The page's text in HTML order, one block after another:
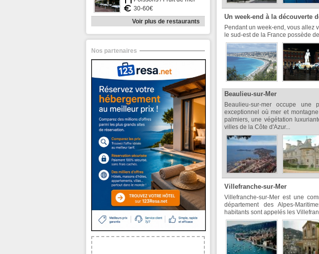
Un week-end à la découverte
Pendant un week-end, vous allez
le sud-est de la France possède
Beaulieu-sur-Mer
Beaulieu-sur-mer occupe
exceptionnel où mer et
palmiers, une végétation
villes de la Côte d'Azur...
Villefranche-sur-Mer
Villefranche-sur-Mer est une
département des Alpes-
habitants sont appelés les
30-60€
Voir plus de restaurants
Nos partenaires